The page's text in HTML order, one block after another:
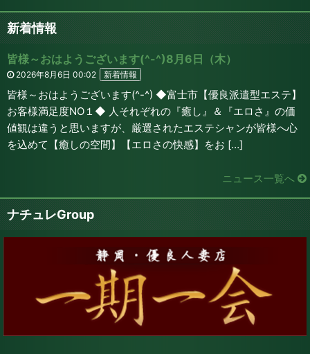
新着情報
皆様～おはようございます(^-^)8月6日（木）
2026年8月6日 00:02 新着情報
皆様～おはようございます(^-^) ◆富士市【優良派遣型エステ】
お客様満足度NO１◆ 人それぞれの『癒し』＆『エロさ』の価
値観は違うと思いますが、厳選されたエステシャンが皆様へ心
を込めて【癒しの空間】【エロさの快感】をお […]
ニュース一覧へ
ナチュレGroup